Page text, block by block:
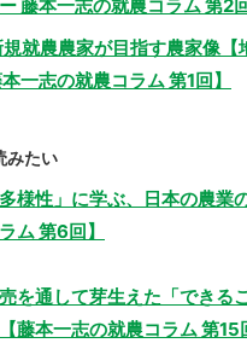
藤本一志の就農コラム 第2回
就農農家が目指す農家像【
一志の就農コラム 第1回】
みたい
多様性」に学ぶ、日本の農業
ム 第6回】
を通して芽生えた「できる
藤本一志の就農コラム 第15